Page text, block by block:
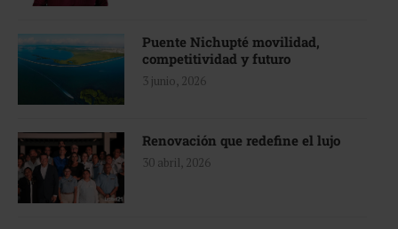
Puente Nichupté movilidad,
competitividad y futuro
3 junio, 2026
Renovación que redefine el lujo
30 abril, 2026